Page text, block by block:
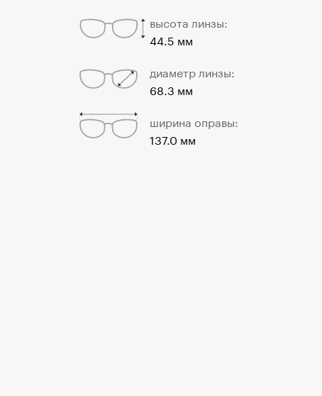
высота линзы:
44.5 мм
диаметр линзы:
68.3 мм
ширина оправы:
137.0 мм